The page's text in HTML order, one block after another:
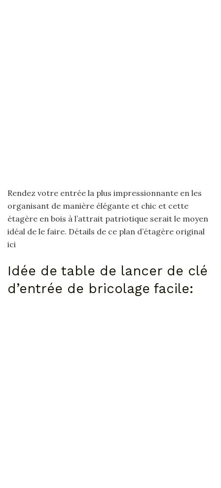
Rendez votre entrée la plus impressionnante en les
organisant de manière élégante et chic et cette
étagère en bois à l’attrait patriotique serait le moyen
idéal de le faire. Détails de ce plan d’étagère original
ici
Idée de table de lancer de clé
d’entrée de bricolage facile: